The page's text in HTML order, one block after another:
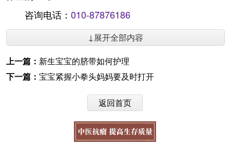
咨询电话： 010-87876186
↓展开全部内容
上一篇： 新生宝宝的脐带如何护理
下一篇： 宝宝紧握小拳头妈妈要及时打开
返回首页